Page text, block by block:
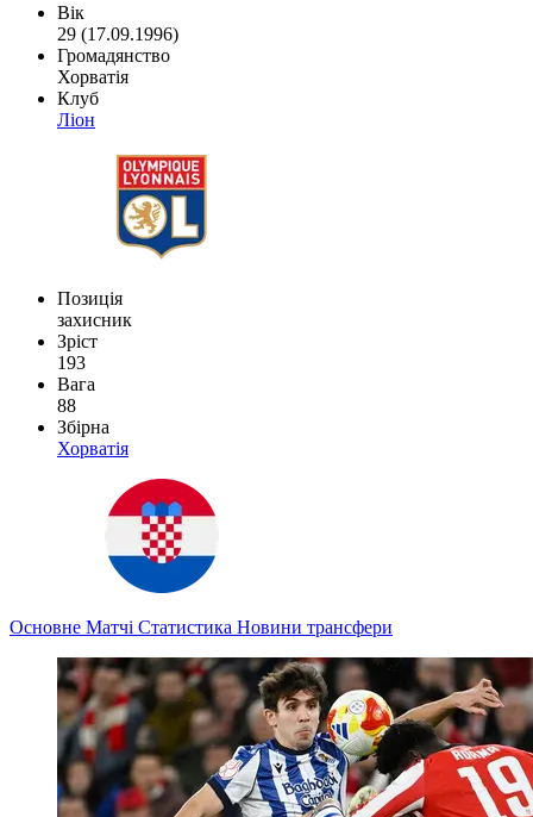
Вік
29 (17.09.1996)
Громадянство
Хорватія
Клуб
Ліон
Позиція
захисник
Зріст
193
Вага
88
Збірна
Хорватія
Основне Матчі Статистика Новини трансфери